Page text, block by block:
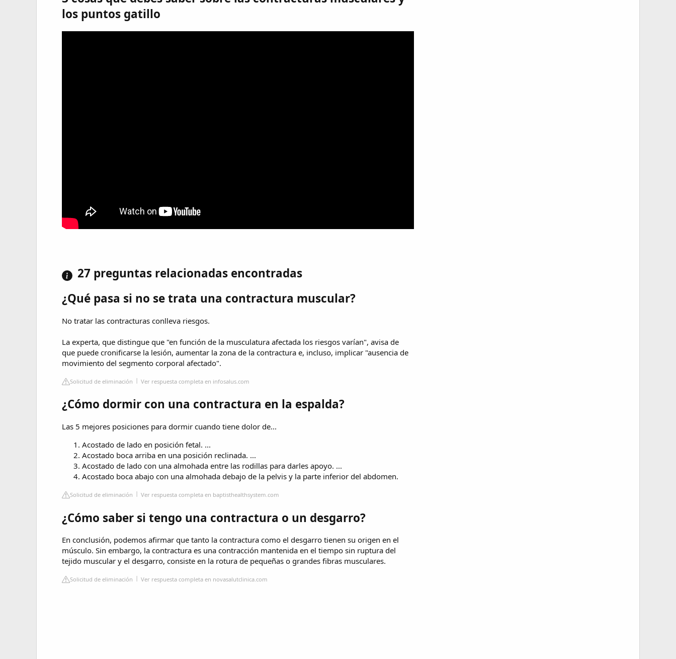
los puntos gatillo
27 preguntas relacionadas encontradas
¿Qué pasa si no se trata una contractura muscular?
No tratar las contracturas conlleva riesgos.
La experta, que distingue que "en función de la musculatura afectada los riesgos varían", avisa de
que puede cronificarse la lesión, aumentar la zona de la contractura e, incluso, implicar "ausencia de
movimiento del segmento corporal afectado".
Solicitud de eliminación Ver respuesta completa en infosalus.com
¿Cómo dormir con una contractura en la espalda?
Las 5 mejores posiciones para dormir cuando tiene dolor de...
Acostado de lado en posición fetal. ...
Acostado boca arriba en una posición reclinada. ...
Acostado de lado con una almohada entre las rodillas para darles apoyo. ...
Acostado boca abajo con una almohada debajo de la pelvis y la parte inferior del abdomen.
Solicitud de eliminación Ver respuesta completa en baptisthealthsystem.com
¿Cómo saber si tengo una contractura o un desgarro?
En conclusión, podemos afirmar que tanto la contractura como el desgarro tienen su origen en el
músculo. Sin embargo, la contractura es una contracción mantenida en el tiempo sin ruptura del
tejido muscular y el desgarro, consiste en la rotura de pequeñas o grandes fibras musculares.
Solicitud de eliminación Ver respuesta completa en novasalutclinica.com